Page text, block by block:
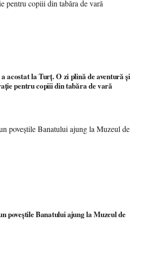
acostat la Turț. O zi plină de aventură și
pentru copiii din tabăra de vară
poveștile Banatului ajung la Muzeul de